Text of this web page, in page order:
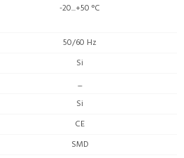
-20...+50 °C
50/60 Hz
Si
_
Si
CE
SMD